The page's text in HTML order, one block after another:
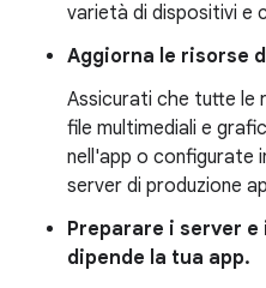
varietà di dispositivi e
Aggiorna le risorse
Assicurati che tutte le
file multimediali e
nell'app o configurate
server di produzione
Preparare i server
dipende la tua app.